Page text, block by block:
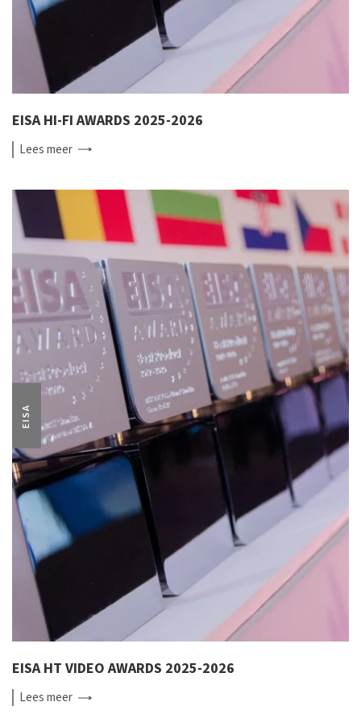
EISA HI-FI AWARDS 2025-2026
Leesmeer
EISA
EISA HT VIDEO AWARDS 2025-2026
Leesmeer